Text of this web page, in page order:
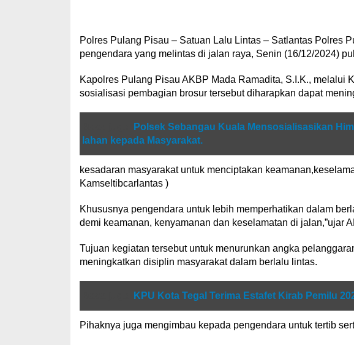
Polres Pulang Pisau – Satuan Lalu Lintas – Satlantas Polres
pengendara yang melintas di jalan raya, Senin (16/12/2024)
Kapolres Pulang Pisau AKBP Mada Ramadita, S.I.K., melalui
sosialisasi pembagian brosur tersebut diharapkan dapat
Polsek Sebangau Kuala Mensosialisasikan
lahan kepada Masyarakat.
kesadaran masyarakat untuk menciptakan
Kamseltibcarlantas )
Khususnya pengendara untuk lebih memperhatikan dalam
demi keamanan, kenyamanan dan keselamatan di jalan,”ujar
Tujuan kegiatan tersebut untuk menurunkan angka
meningkatkan disiplin masyarakat dalam berlalu lintas.
KPU Kota Tegal Terima Estafet Kirab Pemilu
Pihaknya juga mengimbau kepada pengendara untuk tertib